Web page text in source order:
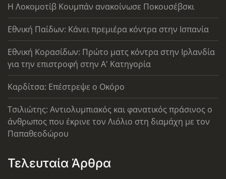
Η Λοκομοτίβ Κουμπάν ανακοίνωσε Ποκουσέβσκι
Εθνική Παίδων: Κάνει πρεμιέρα κόντρα στην Ισπανία
Εθνική Κορασίδων: Πρώτο ματς κόντρα στην Ιρλανδία
για την επιστροφή στην Α' Κατηγορία
Καρδίτσα: Επέστρεψε ο Οκόρο
Τσιλιώτης: Αντιολυμπιακός και φανατικός πράσινος ο
άνθρωπος που έκρινε τον Λιόλιο στη διαμάχη με τον
Παπαθεοδώρου
Τελευταία Άρθρα